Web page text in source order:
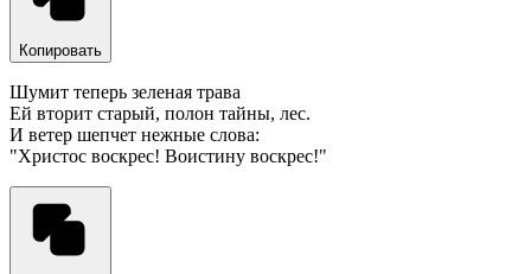
Копировать
Шумит теперь зеленая трава
Ей вторит старый, полон тайны, лес.
И ветер шепчет нежные слова:
"Христос воскрес! Воистину воскрес!"